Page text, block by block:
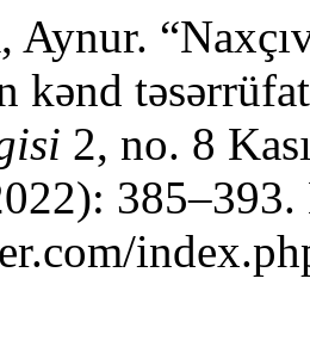
Aynur.
kənd
2, no. 8